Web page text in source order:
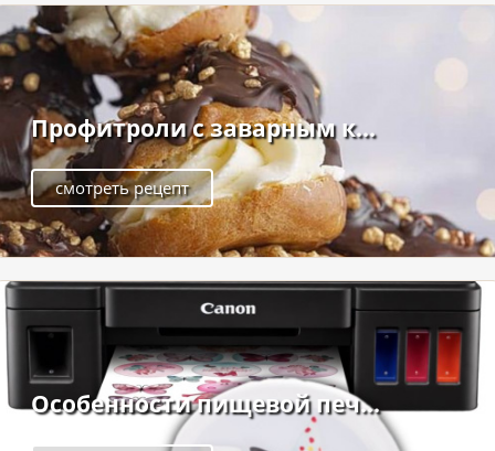
Профитроли с заварным к...
смотреть рецепт
Особенности пищевой печ...